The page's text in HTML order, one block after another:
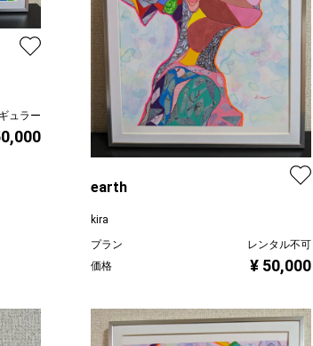
ュラー
earth
kira
プラン
レンタル不可
価格
¥ 50,000